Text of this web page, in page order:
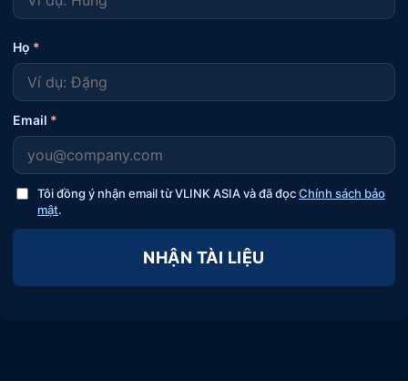
Họ *
Email *
Tôi đồng ý nhận email từ VLINK ASIA và đã đọcChính sách bảo
mật.
NHẬN TÀI LIỆU